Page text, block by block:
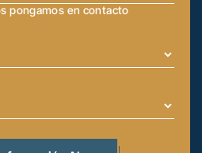
pongamos en contacto